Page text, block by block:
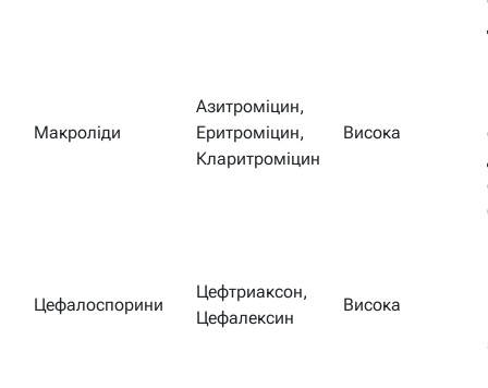
Макроліди
Азитроміцин,
Еритроміцин,
Кларитроміцин
Висока
Цефалоспорини
Цефтриаксон,
Цефалексин
Висока